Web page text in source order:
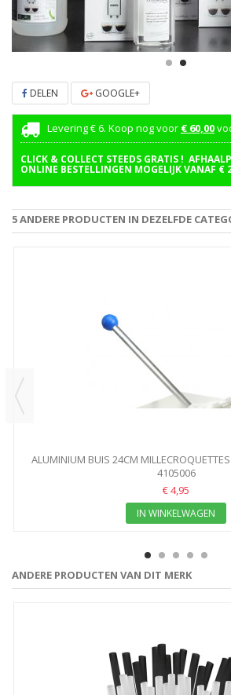
DELEN GOOGLE+
Levering € 6. Koop nog voor € 60,00
CLICK & COLLECT STEEDS GRATIS !
ONLINE BESTELLINGEN MOGELIJK VANAF €
5 ANDERE PRODUCTEN IN DEZELFDE
ALUMINIUM BUIS 24CM
4105006
€ 4,95
IN WINKELWAGEN
ANDERE PRODUCTEN VAN DIT MERK